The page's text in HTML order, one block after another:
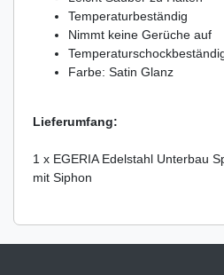
Temperaturbeständig
Nimmt keine Gerüche auf
Farbe: Satin Glanz
Lieferumfang:
1 x EGERIA Edelstahl Unterbau
mit Siphon